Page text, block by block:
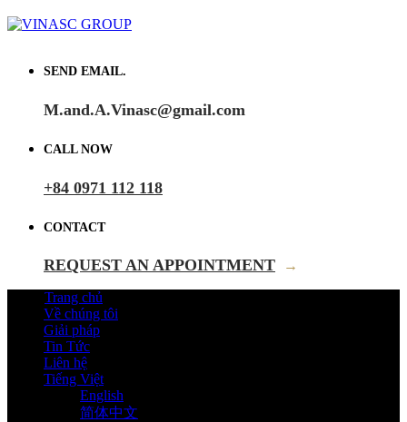
SEND EMAIL.
M.and.A.Vinasc@gmail.com
CALL NOW
+84 0971 112 118
CONTACT
REQUEST AN APPOINTMENT →
Trang chủ
Về chúng tôi
Giải pháp
Tin Tức
Liên hệ
Tiếng Việt
English
简体中文